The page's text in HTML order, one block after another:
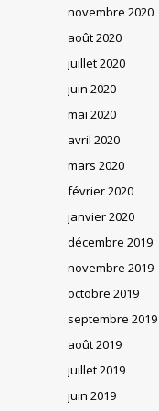
novembre 2020
août 2020
juillet 2020
juin 2020
mai 2020
avril 2020
mars 2020
février 2020
janvier 2020
décembre 2019
novembre 2019
octobre 2019
septembre 2019
août 2019
juillet 2019
juin 2019